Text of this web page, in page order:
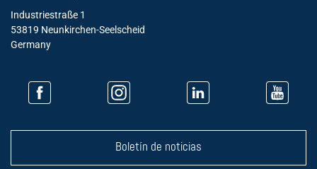
Industriestraße 1
53819 Neunkirchen-Seelscheid
Germany
Boletín de noticias